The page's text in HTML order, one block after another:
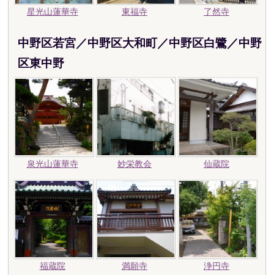
星光山蓮華寺 東福寺 了然寺
中野区若宮／中野区大和町／中野区白鷺／中野
区東中野
泉光山蓮華寺 妙栄教会 仙蔵院
福蔵院 満願寺 浄円寺